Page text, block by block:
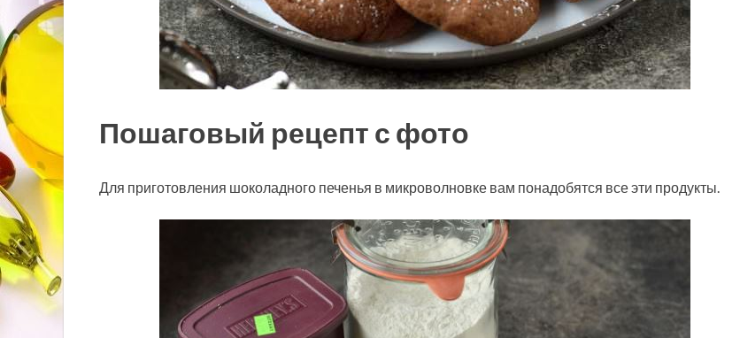
Пошаговый рецепт с фото
Для приготовления шоколадного печенья в микроволновке вам понадобятся все эти продукты.